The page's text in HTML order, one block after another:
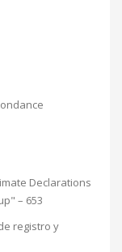
Declarations
– 653
registro y